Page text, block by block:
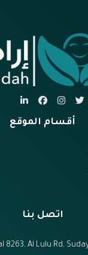
أقسام الموقع
اتصل بنا